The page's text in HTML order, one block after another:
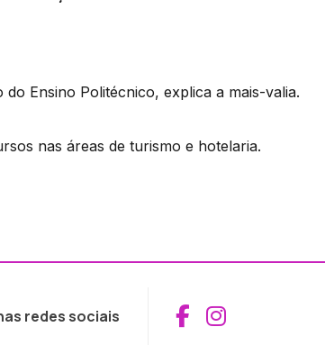
Ensino Politécnico, explica a mais-valia.
nas áreas de turismo e hotelaria.
redes sociais Aceder ao
Aceder